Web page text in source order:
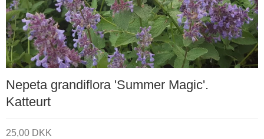
Nepeta grandiflora 'Summer Magic'.
Katteurt
25,00 DKK